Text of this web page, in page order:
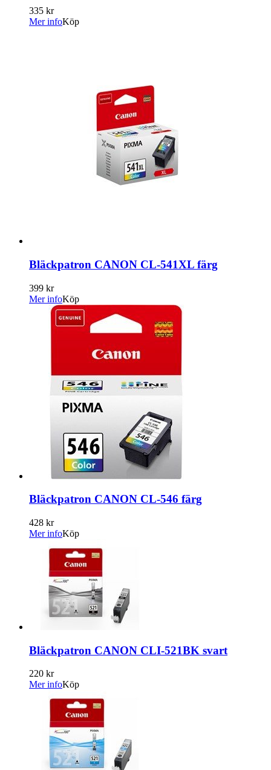
335 kr
Mer infoKöp
Bläckpatron CANON CL-541XL färg
399 kr
Mer infoKöp
Bläckpatron CANON CL-546 färg
428 kr
Mer infoKöp
Bläckpatron CANON CLI-521BK svart
220 kr
Mer infoKöp